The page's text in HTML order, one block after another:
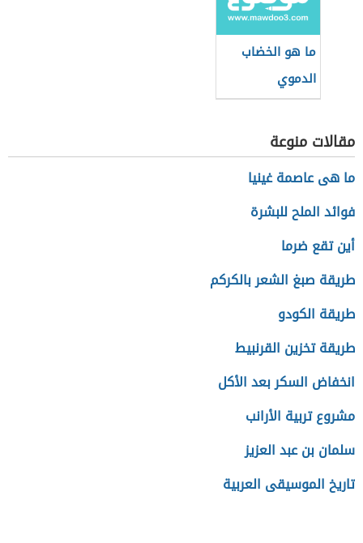
ما هو الخضاب
الدموي
مقالات منوعة
ما هى عاصمة غينيا
فوائد الملح للبشرة
أين تقع ضرما
طريقة صبغ الشعر بالكركم
طريقة الكودو
طريقة تخزين القرنبيط
انخفاض السكر بعد الأكل
مشروع تربية الأرانب
سلمان بن عبد العزيز
تاريخ الموسيقى العربية